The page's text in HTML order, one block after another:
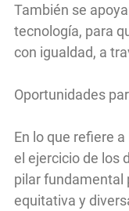
También se
tecnología, para
con igualdad, a
Oportunidades
En lo que refiere
el ejercicio de los
pilar fundamental
equitativa y